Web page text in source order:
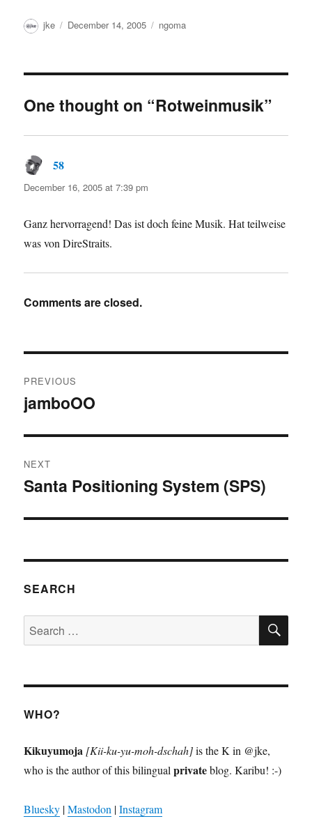
Author
jke
Posted
December 14, 2005 Categories
ngoma
One thought on “Rotweinmusik”
58
December 16, 2005 at 7:39 pm
Ganz hervorragend! Das ist doch feine Musik. Hat teilweise
was von DireStraits.
Comments are closed.
navigation
PREVIOUS
Previous
jamboOO
NEXT
Next
Santa Positioning System (SPS)
SEARCH
Search
for:
WHO?
Kikuyumoja [Kii-ku-yu-moh-dschah]is the K in @jke,
who is the author of this bilingualprivateblog. Karibu! :-)
Bluesky |Mastodon |Instagram